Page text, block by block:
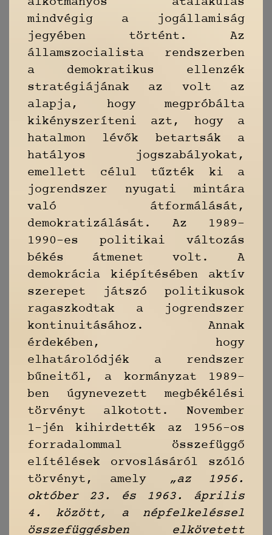
mindvégig a jogállamiság
jegyében történt. Az
államszocialista rendszerben
a demokratikus ellenzék
stratégiájának az volt az
alapja, hogy megpróbálta
kikényszeríteni azt, hogy a
hatalmon lévők betartsák a
hatályos jogszabályokat,
emellett célul tűzték ki a
jogrendszer nyugati mintára
való átformálását,
demokratizálását. Az 1989–
1990-es politikai változás
békés átmenet volt. A
demokrácia kiépítésében aktív
szerepet játszó politikusok
ragaszkodtak a jogrendszer
kontinuitásához. Annak
érdekében, hogy
elhatárolódjék a rendszer
bűneitől, a kormányzat 1989-
ben úgynevezett megbékélési
törvényt alkotott. November
1-jén kihirdették az 1956-os
forradalommal összefüggő
elítélések orvoslásáról szóló
törvényt, amely
„az 1956.
október 23. és 1963. április
4. között, a népfelkeléssel
összefüggésben elkövetett